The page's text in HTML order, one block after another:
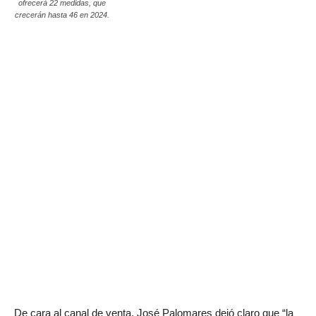
ofrecerá 22 medidas, que
crecerán hasta 46 en 2024.
De cara al canal de venta, José Palomares dejó claro que “la